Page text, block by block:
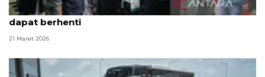
China harap saat Idul Fitri konflik di Timur Tengah
dapat berhenti
21 Maret 2026